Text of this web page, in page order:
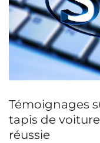
Témoignages
tapis de
réussie